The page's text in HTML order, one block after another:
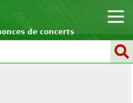
de concerts